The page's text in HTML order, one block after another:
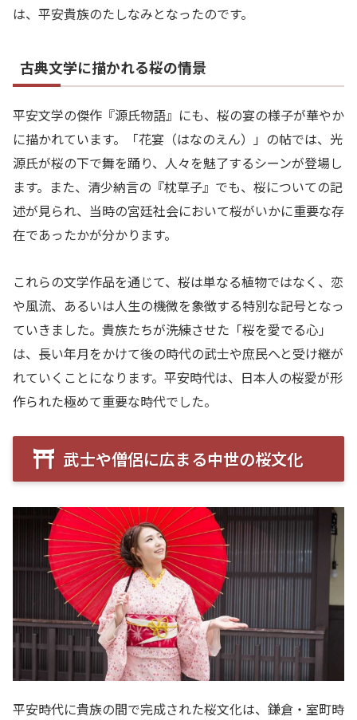
は、平安貴族のたしなみとなったのです。
古典文学に描かれる桜の情景
平安文学の傑作『源氏物語』にも、桜の宴の様子が華やか
に描かれています。「花宴（はなのえん）」の帖では、光
源氏が桜の下で舞を踊り、人々を魅了するシーンが登場し
ます。また、清少納言の『枕草子』でも、桜についての記
述が見られ、当時の宮廷社会において桜がいかに重要な存
在であったかが分かります。
これらの文学作品を通じて、桜は単なる植物ではなく、恋
や風流、あるいは人生の機微を象徴する特別な記号となっ
ていきました。貴族たちが洗練させた「桜を愛でる心」
は、長い年月をかけて後の時代の武士や庶民へと受け継が
れていくことになります。平安時代は、日本人の桜愛が形
作られた極めて重要な時代でした。
武士や僧侶に広まる中世の桜文化
平安時代に貴族の間で完成された桜文化は、鎌倉・室町時